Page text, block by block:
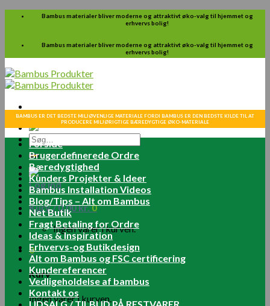
Skip
Bambus materialer bliver moderne og attraktivt øko-valg til hjemmet og
erhvervs bolig!
Bambus materialer bliver moderne og attraktivt øko-valg til hjemmet og
erhvervs bolig!
Søg
efter:
Log ind
Kurv /0.00kr.0
Ingen varer i kurven.
0
Kurv
Ingen varer i kurven.
BAMBUS ER DET BEDSTE MILJØVENLIGE MATERIALE FORDI BAMBUS ER DEN BEDSTE KILDE TIL AT
PRODUCERE MILJØRIGTIGE BÆREDYGTIGE ØKO-MATERIALE
Forside
Brugerdefinerede Ordre
Bæredygtighed
Kunders Projekter & Ideer
Bambus Installation Videos
Blog/Tips – Alt om Bambus
Net Butik
Fragt Betaling for Ordre
Ideas & Inspiration
Erhvervs-og Butikdesign
Alt om Bambus og FSC certificering
Kundereferencer
Vedligeholdelse af bambus
Kontakt os